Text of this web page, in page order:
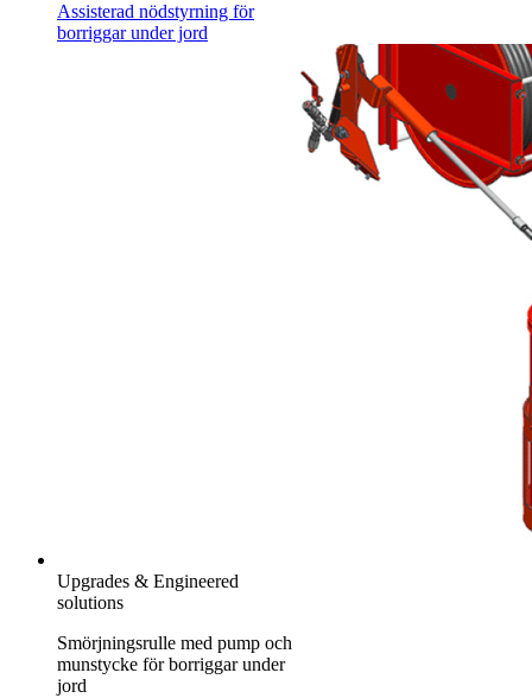
Assisterad nödstyrning för
borriggar under jord
Upgrades & Engineered
solutions
Smörjningsrulle med pump och
munstycke för borriggar under
jord